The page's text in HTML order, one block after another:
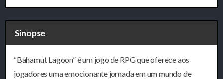
Sinopse
“Bahamut Lagoon” é um jogo de RPG que oferece aos
jogadores uma emocionante jornada em um mundo de